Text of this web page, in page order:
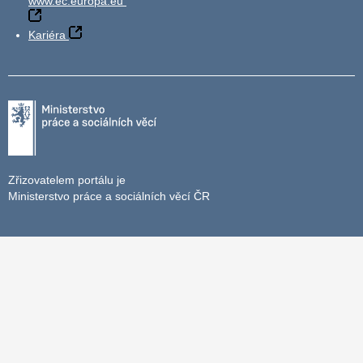
Kariéra
Zřizovatelem portálu je
Ministerstvo práce a sociálních věcí ČR